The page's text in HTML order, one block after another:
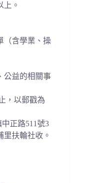
上。
（含學業、操
公益的相關事
，以郵戳為
正路511號3
里扶輪社收。